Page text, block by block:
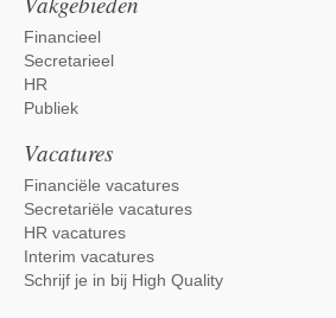
Financieel
Secretarieel
HR
Publiek
Vacatures
Financiële vacatures
Secretariële vacatures
HR vacatures
Interim vacatures
Schrijf je in bij High Quality